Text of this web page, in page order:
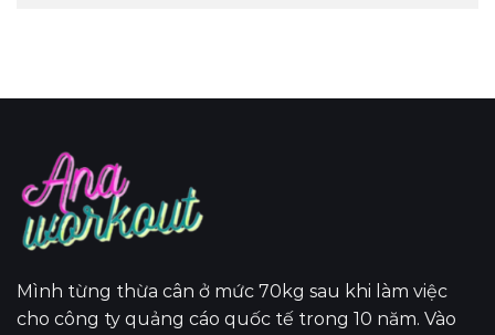
Mình từng thừa cân ở mức 70kg sau khi làm việc
cho công ty quảng cáo quốc tế trong 10 năm. Vào